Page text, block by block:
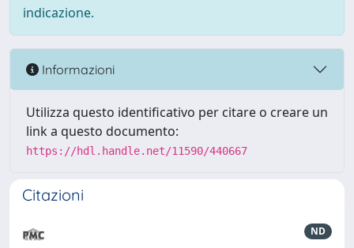
indicazione.
Informazioni
Utilizza questo identificativo per citare o creare un
link a questo documento:
https://hdl.handle.net/11590/440667
Citazioni
ND